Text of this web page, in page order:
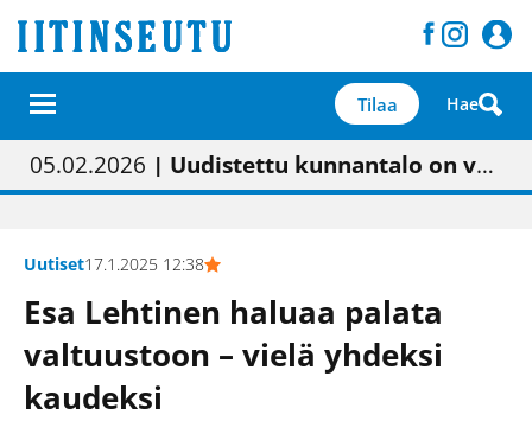
Tilaa Hae
01.02.2026 | Painon vaihtumisen pitäisi näkyä hieman parempana painojäljen laatuna lehdessä
05.02.2026 | Uudistettu kunnantalo on valoisa
23.04.2026 | “Olemme käynnistämässä uudelleen keskustavisiotyön”
09.05.2026| "Maalla on totuttu elämään omavaraisemmin kuin kaupungissa"
Uutiset17.1.2025 12:38
Esa Lehtinen haluaa palata
valtuustoon – vielä yhdeksi
kaudeksi